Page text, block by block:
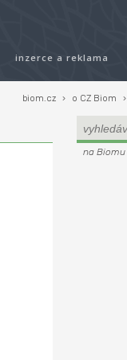
inzerce a reklama
biom.cz › o CZ Biom ›
na Biomu